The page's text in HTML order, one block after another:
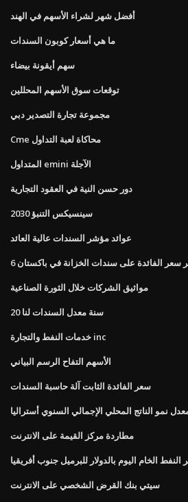
أفضل شهر لشراء الأسهم في الهند
ما هي أسعار كوبون السندات
سهم أيقونة بيضاء
توقعات سوق الأسهم المحللين
مجموعة تجارة التصدير دبي
Cme محاكاة لعبة التداول
المتداول emini الآجلة
دور حسن النية في العقود التجارية
سينسيكس التنبؤ 2030
عوائد مؤشر السندات عالية العائد
سعر الفائدة على سندات الخزانة في باكستان
مواثيق الشركات خلال الثورة الصناعية
20 سنة معدل السندات لنا
خدمات النفط والتجارة inc
الأسهم التفاح الرسم البياني
سعر الفائدة الثابت آلة حاسبة السندات
نمو الناتج المحلي الإجمالي السنوي أستراليا
مطاردة مركز القيمة على الانترنت
النفط الخام اليوم بالدولار للبرميل جنوب أفريقيا
سيتي بنك القرض الشخصي على الانترنت